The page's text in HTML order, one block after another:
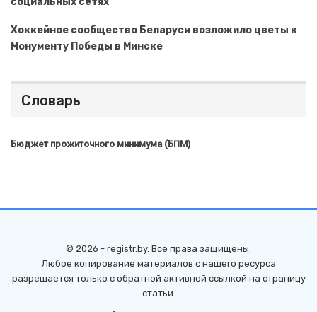
Хоккейное сообщество Беларуси возложило цветы к
Монументу Победы в Минске
Словарь
Бюджет прожиточного минимума (БПМ)
© 2026 - registr.by. Все права защищены.
Любое копирование материалов с нашего ресурса
разрешается только с обратной активной ссылкой на страницу
статьи.